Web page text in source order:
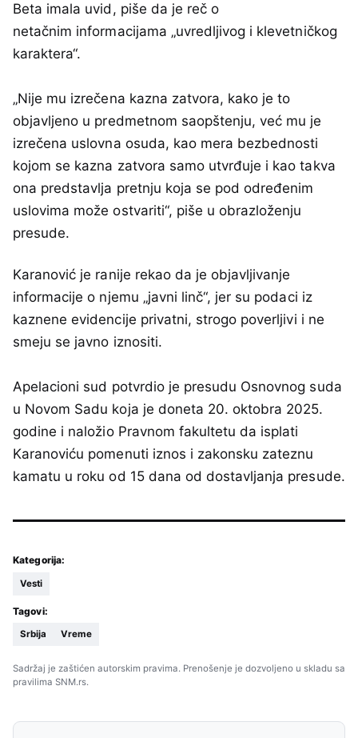
Beta imala uvid, piše da je reč o
netačnim informacijama „uvredljivog i klevetničkog
karaktera“.
„Nije mu izrečena kazna zatvora, kako je to
objavljeno u predmetnom saopštenju, već mu je
izrečena uslovna osuda, kao mera bezbednosti
kojom se kazna zatvora samo utvrđuje i kao takva
ona predstavlja pretnju koja se pod određenim
uslovima može ostvariti“, piše u obrazloženju
presude.
Karanović je ranije rekao da je objavljivanje
informacije o njemu „javni linč“, jer su podaci iz
kaznene evidencije privatni, strogo poverljivi i ne
smeju se javno iznositi.
Apelacioni sud potvrdio je presudu Osnovnog suda
u Novom Sadu koja je doneta 20. oktobra 2025.
godine i naložio Pravnom fakultetu da isplati
Karanoviću pomenuti iznos i zakonsku zateznu
kamatu u roku od 15 dana od dostavljanja presude.
Kategorija:
Vesti
Tagovi:
Srbija Vreme
Sadržaj je zaštićen autorskim pravima. Prenošenje je dozvoljeno u skladu sa
pravilima SNM.rs.